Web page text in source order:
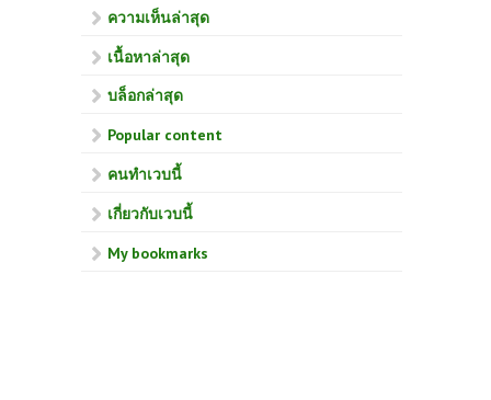
ความเห็นล่าสุด
เนื้อหาล่าสุด
บล็อกล่าสุด
Popular content
คนทำเวบนี้
เกี่ยวกับเวบนี้
My bookmarks